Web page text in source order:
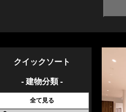
クイックソート
- 建物分類 -
全て見る